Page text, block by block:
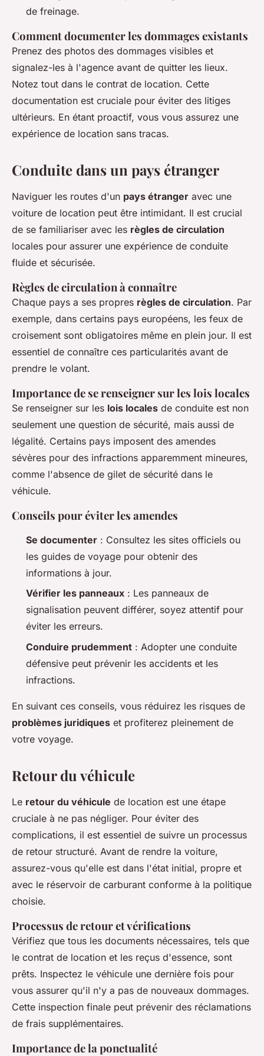
de freinage.
Comment documenter les dommages existants
Prenez des photos des dommages visibles et
signalez-les à l'agence avant de quitter les lieux.
Notez tout dans le contrat de location. Cette
documentation est cruciale pour éviter des litiges
ultérieurs. En étant proactif, vous vous assurez une
expérience de location sans tracas.
Conduite dans un pays étranger
Naviguer les routes d'un pays étranger avec une
voiture de location peut être intimidant. Il est crucial
de se familiariser avec les règles de circulation
locales pour assurer une expérience de conduite
fluide et sécurisée.
Règles de circulation à connaître
Chaque pays a ses propres règles de circulation. Par
exemple, dans certains pays européens, les feux de
croisement sont obligatoires même en plein jour. Il est
essentiel de connaître ces particularités avant de
prendre le volant.
Importance de se renseigner sur les lois locales
Se renseigner sur les lois locales de conduite est non
seulement une question de sécurité, mais aussi de
légalité. Certains pays imposent des amendes
sévères pour des infractions apparemment mineures,
comme l'absence de gilet de sécurité dans le
véhicule.
Conseils pour éviter les amendes
Se documenter : Consultez les sites officiels ou
les guides de voyage pour obtenir des
informations à jour.
Vérifier les panneaux : Les panneaux de
signalisation peuvent différer, soyez attentif pour
éviter les erreurs.
Conduire prudemment : Adopter une conduite
défensive peut prévenir les accidents et les
infractions.
En suivant ces conseils, vous réduirez les risques de
problèmes juridiques et profiterez pleinement de
votre voyage.
Retour du véhicule
Le retour du véhicule de location est une étape
cruciale à ne pas négliger. Pour éviter des
complications, il est essentiel de suivre un processus
de retour structuré. Avant de rendre la voiture,
assurez-vous qu'elle est dans l'état initial, propre et
avec le réservoir de carburant conforme à la politique
choisie.
Processus de retour et vérifications
Vérifiez que tous les documents nécessaires, tels que
le contrat de location et les reçus d'essence, sont
prêts. Inspectez le véhicule une dernière fois pour
vous assurer qu'il n'y a pas de nouveaux dommages.
Cette inspection finale peut prévenir des réclamations
de frais supplémentaires.
Importance de la ponctualité